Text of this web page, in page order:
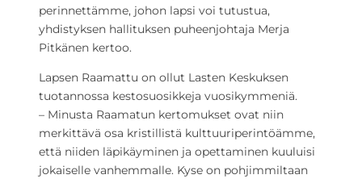
perinnettämme, johon lapsi voi tutustua,
yhdistyksen hallituksen puheenjohtaja Merja
Pitkänen kertoo.
Lapsen Raamattu on ollut Lasten Keskuksen
tuotannossa kestosuosikkeja vuosikymmeniä.
– Minusta Raamatun kertomukset ovat niin
merkittävä osa kristillistä kulttuuriperintöämme,
että niiden läpikäyminen ja opettaminen kuuluisi
jokaiselle vanhemmalle. Kyse on pohjimmiltaan